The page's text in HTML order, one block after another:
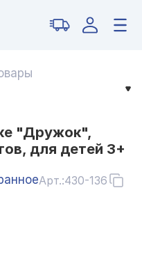
"Дружок",
для детей 3+
Арт.:430-136